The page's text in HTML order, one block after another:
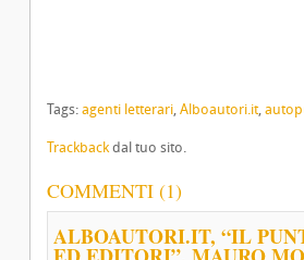
Tags: agenti letterari, Alboautori.it,
Trackbackdal tuo sito.
COMMENTI (1)
ALBOAUTORI.IT, “IL